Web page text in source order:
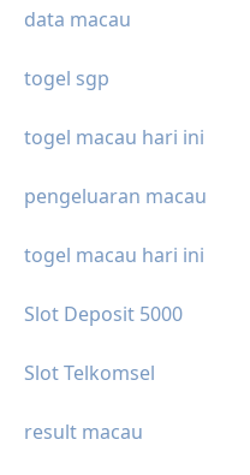
data macau
togel sgp
togel macau hari ini
pengeluaran macau
togel macau hari ini
Slot Deposit 5000
Slot Telkomsel
result macau